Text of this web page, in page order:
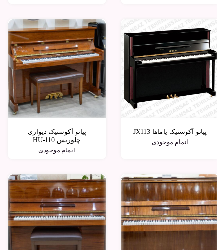
پیانو آکوستیک یاماها JX113
اتمام موجودی
پیانو آکوستیک دیواری
چلوریس HU-110
اتمام موجودی